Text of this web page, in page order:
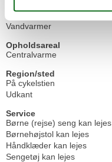
Toaster
Vandvarmer
Opholdsareal
Centralvarme
Region/sted
På cykelstien
Udkant
Service
Børne (rejse) seng kan lejes
Børnehøjstol kan lejes
Håndklæder kan lejes
Sengetøj kan lejes